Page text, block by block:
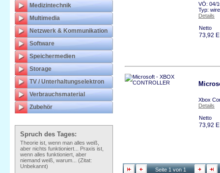
VÖ: 04/
Typ:
Details
Netto
73,92
Xbox
Details
Netto
73,92
Seite 1 von 1
Medizintechnik
Multimedia
Netzwerk & Kommunikation
Software
Speichermedien
Storage
TV / Unterhaltungselektron
Verbrauchsmaterial
Zubehör
Spruch des Tages:
Theorie ist, wenn man alles weiß,
aber nichts funktioniert... Praxis ist,
wenn alles funktioniert, aber
niemand weiß, warum... (Zitat:
Unbekannt)